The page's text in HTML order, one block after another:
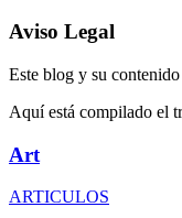
Aviso Legal
Este blog y su
Aquí está compilado el
Art
ARTICULOS